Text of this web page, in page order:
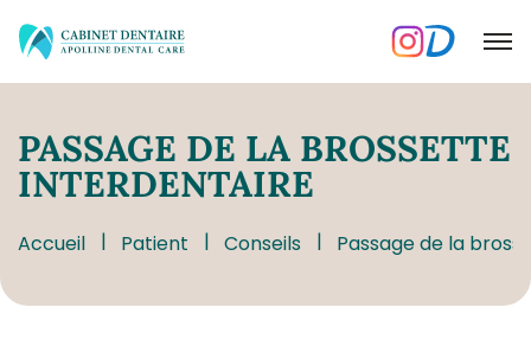
PASSAGE DE LA BROSSETTE
INTERDENTAIRE
Accueil Patient Conseils Passage de la